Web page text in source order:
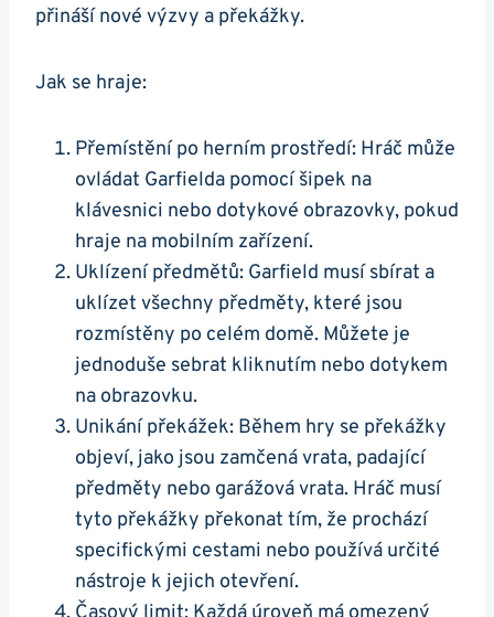
přináší nové výzvy a překážky.
Jak se hraje:
Přemístění po herním prostředí: Hráč může
ovládat Garfielda pomocí šipek na
klávesnici nebo dotykové obrazovky, pokud
hraje na mobilním zařízení.
Uklízení předmětů: Garfield musí sbírat a
uklízet všechny předměty, které jsou
rozmístěny po celém domě. Můžete je
jednoduše sebrat kliknutím nebo dotykem
na obrazovku.
Unikání překážek: Během hry se překážky
objeví, jako jsou zamčená vrata, padající
předměty nebo garážová vrata. Hráč musí
tyto překážky překonat tím, že prochází
specifickými cestami nebo používá určité
nástroje k jejich otevření.